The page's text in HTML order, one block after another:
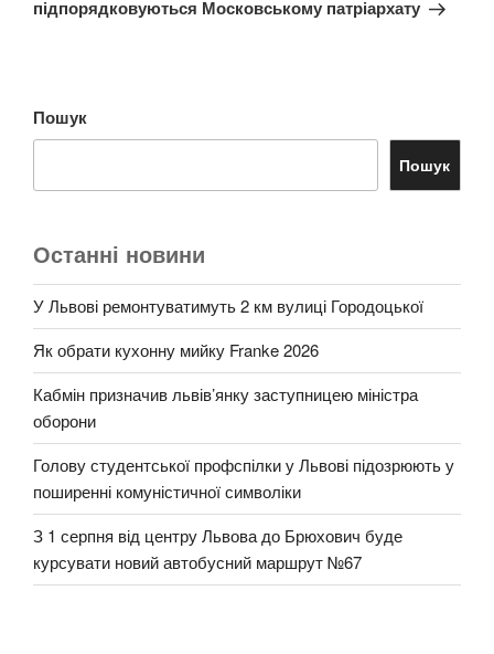
підпорядковуються Московському патріархату
Пошук
Пошук
Останні новини
У Львові ремонтуватимуть 2 км вулиці Городоцької
Як обрати кухонну мийку Franke 2026
Кабмін призначив львів’янку заступницею міністра
оборони
Голову студентської профспілки у Львові підозрюють у
поширенні комуністичної символіки
З 1 серпня від центру Львова до Брюхович буде
курсувати новий автобусний маршрут №67